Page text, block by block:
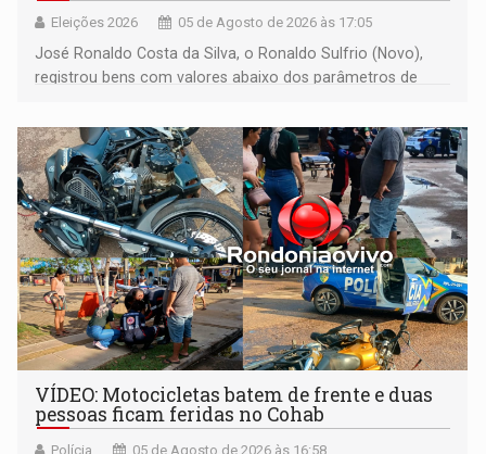
Eleições 2026 05 de Agosto de 2026 às 17:05
José Ronaldo Costa da Silva, o Ronaldo Sulfrio (Novo),
registrou bens com valores abaixo dos parâmetros de
milhões
VÍDEO: Motocicletas batem de frente e duas
pessoas ficam feridas no Cohab
Polícia 05 de Agosto de 2026 às 16:58